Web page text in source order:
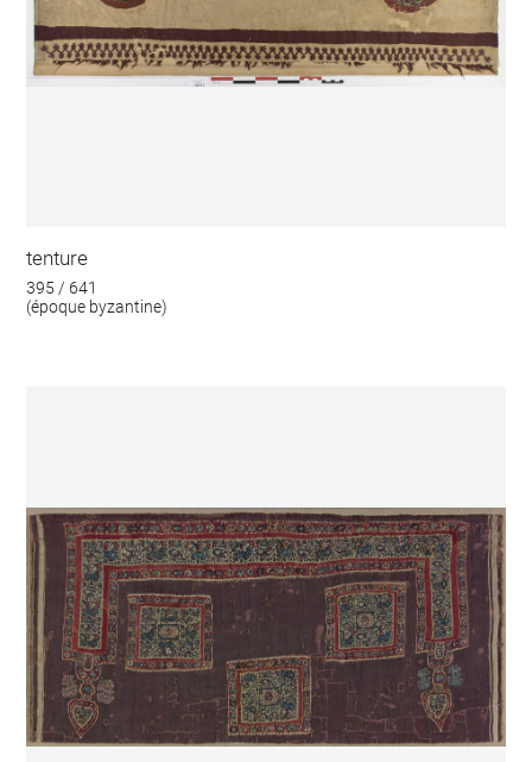
tenture
395 / 641
(époque byzantine)